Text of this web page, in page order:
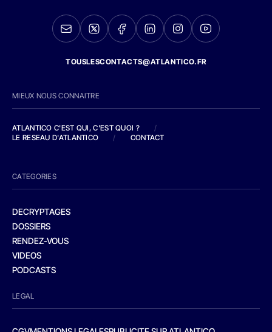
TOUSLESCONTACTS@ATLANTICO.FR
MIEUX NOUS CONNAITRE
ATLANTICO C'EST QUI, C'EST QUOI ?
/
LE RESEAU D'ATLANTICO
/ CONTACT
CATEGORIES
DECRYPTAGES
DOSSIERS
RENDEZ-VOUS
VIDEOS
PODCASTS
LEGAL